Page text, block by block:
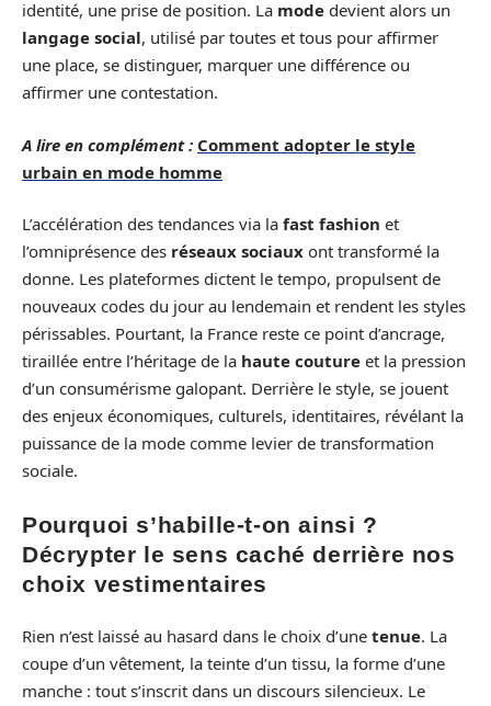
identité, une prise de position. La mode devient alors un
langage social, utilisé par toutes et tous pour affirmer
une place, se distinguer, marquer une différence ou
affirmer une contestation.
A lire en complément : Comment adopter le style
urbain en mode homme
L’accélération des tendances via la fast fashion et
l’omniprésence des réseaux sociaux ont transformé la
donne. Les plateformes dictent le tempo, propulsent de
nouveaux codes du jour au lendemain et rendent les styles
périssables. Pourtant, la France reste ce point d’ancrage,
tiraillée entre l’héritage de la haute couture et la pression
d’un consumérisme galopant. Derrière le style, se jouent
des enjeux économiques, culturels, identitaires, révélant la
puissance de la mode comme levier de transformation
sociale.
Pourquoi s’habille-t-on ainsi ?
Décrypter le sens caché derrière nos
choix vestimentaires
Rien n’est laissé au hasard dans le choix d’une tenue. La
coupe d’un vêtement, la teinte d’un tissu, la forme d’une
manche : tout s’inscrit dans un discours silencieux. Le